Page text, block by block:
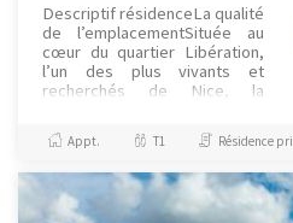
Descriptif résidenceLa qualité
de l’emplacementSituée au
cœur du quartier Libération,
l’un des plus vivants et
recherchés de Nice, la
cadre urbain dynamique tout
en...Appt. T1 Résidence principale / PTZ, Investissement et Défiscalisation